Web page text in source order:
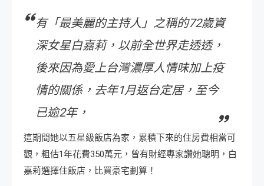
有「最美麗的主持人」之稱的72歲資
深女星白嘉莉，以前全世界走透透，
後來因為愛上台灣濃厚人情味加上疫
情的關係，去年1月返台定居，至今
已逾2年，
這期間她以五星級飯店為家，累積下來的住房費相當可
觀，粗估1年花費350萬元，曾有財經專家讚她聰明，白
嘉莉選擇住飯店，比買豪宅劃算！